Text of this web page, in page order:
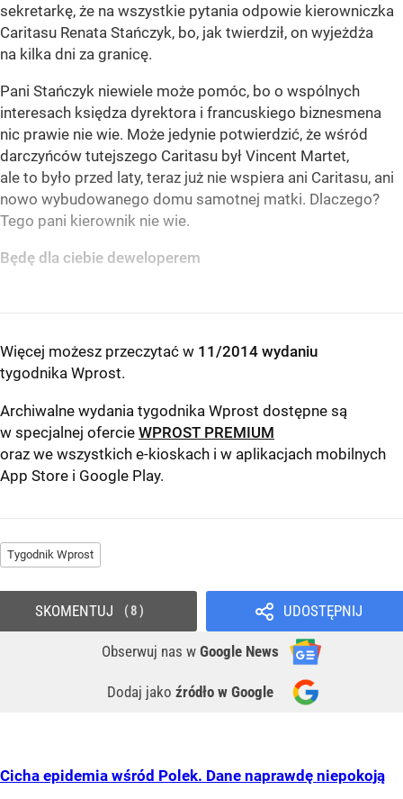
sekretarkę, że na wszystkie pytania odpowie kierowniczka
Caritasu Renata Stańczyk, bo, jak twierdził, on wyjeżdża
na kilka dni za granicę.
Pani Stańczyk niewiele może pomóc, bo o wspólnych
interesach księdza dyrektora i francuskiego biznesmena
nic prawie nie wie. Może jedynie potwierdzić, że wśród
darczyńców tutejszego Caritasu był Vincent Martet,
ale to było przed laty, teraz już nie wspiera ani Caritasu, ani
nowo wybudowanego domu samotnej matki. Dlaczego?
Tego pani kierownik nie wie.
Będę dla ciebie deweloperem
Więcej możesz przeczytać w 11/2014 wydaniu
tygodnika Wprost.
Archiwalne wydania tygodnika Wprost dostępne są
w specjalnej ofercie WPROST PREMIUM
oraz we wszystkich e-kioskach i w aplikacjach mobilnych
App Store i Google Play.
Tygodnik Wprost
UDOSTĘPNIJ
Obserwuj nas w Google News
Dodaj jako źródło w Google
SKOMENTUJ 8
Cicha epidemia wśród Polek. Dane naprawdę niepokoją